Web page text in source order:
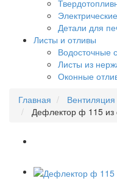
Детали для
Листы и отливы
Водосточные
Листы из
Оконные
Главная
Вентиляция
Дефлектор ф 115 из